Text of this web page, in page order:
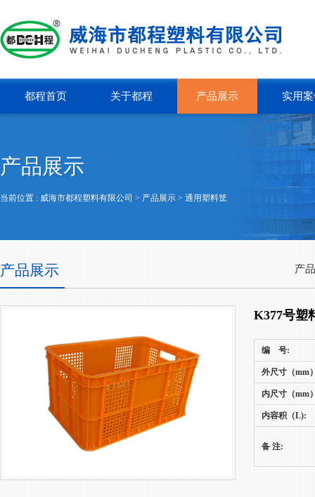
都程首页 关于都程 产品展示 实用
产品展示
当前位置 : 威海市都程塑料有限公司 > 产品展示 > 通用塑料筐
产品展示 产
K377号塑
编 号:
外尺寸（mm
内尺寸（mm
内容积（L):
备 注: